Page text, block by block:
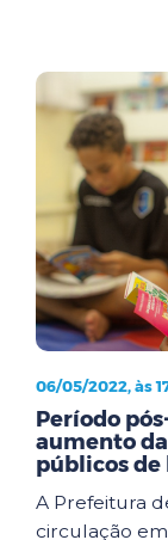
06/05/2022, às
Período
aumento
públicos
A Prefeitura
circulação